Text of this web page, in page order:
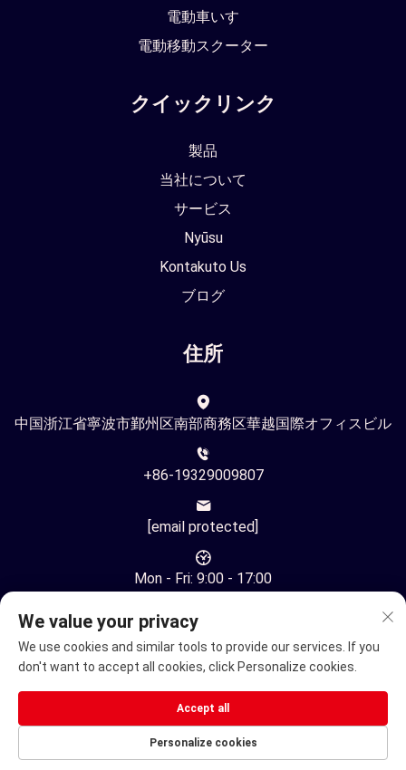
電動車いす
電動移動スクーター
クイックリンク
製品
当社について
サービス
Nyūsu
Kontakuto Us
ブログ
住所
中国浙江省寧波市鄞州区南部商務区華越国際オフィスビル
+86-19329009807
[email protected]
Mon - Fri: 9:00 - 17:00
著作権 © Ningbo Youhuan Automation Technology Co., Ltd. す
プライバシーポリシー
電動モビリティースクーター
We value your privacy
We use cookies and similar tools to provide our services. If you
don't want to accept all cookies, click Personalize cookies.
Personalize cookies
Accept all